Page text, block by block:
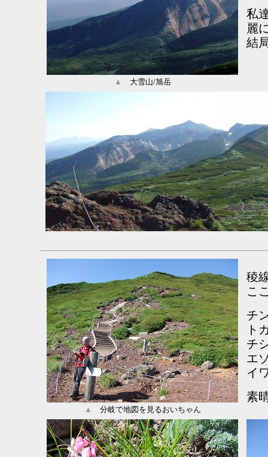
私
麗
結
▲ 大雪山/旭岳
稜
こ
チ
ト
チ
エ
イ
素
▲ 分岐で地図を見るおいちゃん